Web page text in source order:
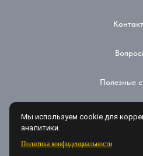
Полезные
Мы используем cookie для
аналитики.
Политика конфиденциальности